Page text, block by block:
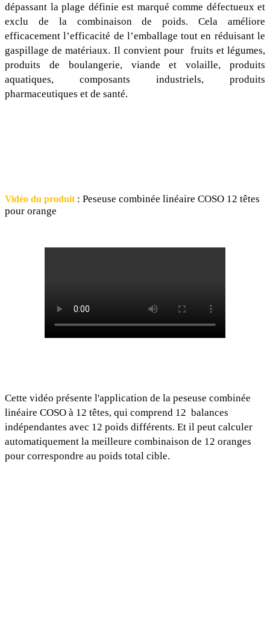
dépassant la plage définie est marqué comme défectueux et
exclu de la combinaison de poids. Cela améliore
efficacement l’efficacité de l’emballage tout en réduisant le
gaspillage de matériaux. Il convient pour fruits et légumes,
produits de boulangerie, viande et volaille, produits
aquatiques, composants industriels, produits
pharmaceutiques et de santé.
Vidéo du produit : Peseuse combinée linéaire COSO 12 têtes
pour orange
Cette vidéo présente l'application de la peseuse combinée
linéaire COSO à 12 têtes, qui comprend 12 balances
indépendantes avec 12 poids différents. Et il peut calculer
automatiquement la meilleure combinaison de 12 oranges
pour correspondre au poids total cible.